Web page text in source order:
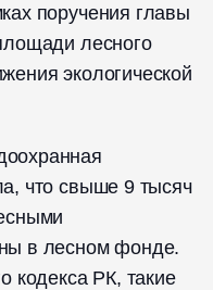
поручения главы
лесного
экологической
что свыше 9 тысяч
в лесном фонде.
кодекса РК, такие